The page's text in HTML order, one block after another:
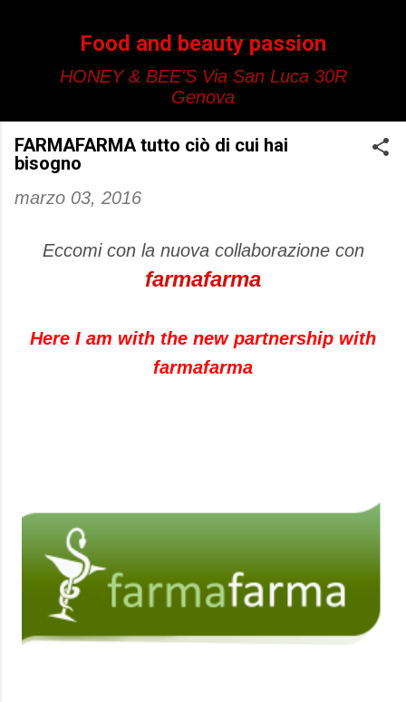
Food and beauty passion
HONEY & BEE'S Via San Luca 30R
Genova
FARMAFARMA tutto ciò di cui hai
bisogno
marzo 03, 2016
Eccomi con la nuova collaborazione con
farmafarma
Here I am with the new partnership with
farmafarma